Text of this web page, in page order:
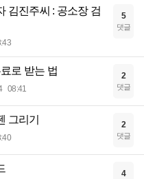
김진주씨 : 공소장 검
5
댓글
로 받는 법
08:41
2
댓글
그리기 2
댓글
4